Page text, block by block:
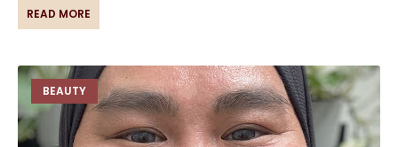
READ MORE
BEAUTY